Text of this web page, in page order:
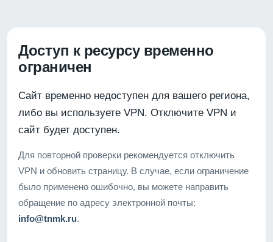
Доступ к ресурсу временно
ограничен
Сайт временно недоступен для вашего региона,
либо вы используете VPN. Отключите VPN и
сайт будет доступен.
Для повторной проверки рекомендуется отключить
VPN и обновить страницу. В случае, если ограничение
было применено ошибочно, вы можете направить
обращение по адресу электронной почты:
info@tnmk.ru.